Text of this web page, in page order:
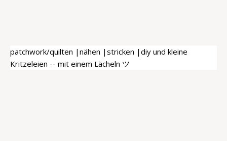
patchwork/quilten |nähen |stricken |diy und kleine
Kritzeleien -- mit einem Lächeln ツ